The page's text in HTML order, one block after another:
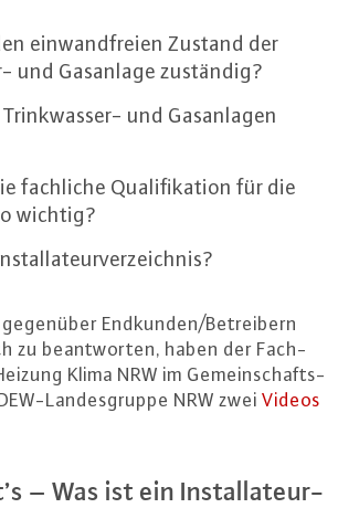
ein­wand­frei­en Zustand der
und Gasanlage zuständig?
und Gas­an­la­gen
fachliche Qua­li­fi­ka­ti­on für die
wichtig?
gegenüber Endkunden/Be­trei­bern
zu be­ant­wor­ten, haben der Fach­
Klima NRW im Ge­mein­schafts­
Lan­des­grup­pe NRW zwei Videos
– Was ist ein In­stal­la­teur­